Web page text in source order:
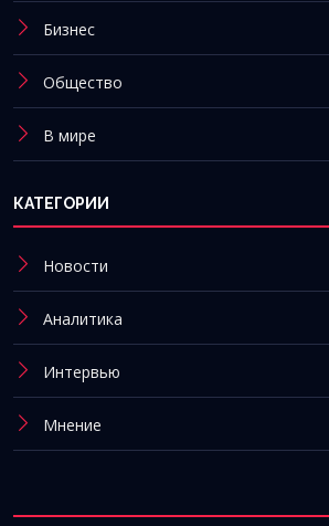
Бизнес
Общество
В мире
КАТЕГОРИИ
Новости
Аналитика
Интервью
Мнение